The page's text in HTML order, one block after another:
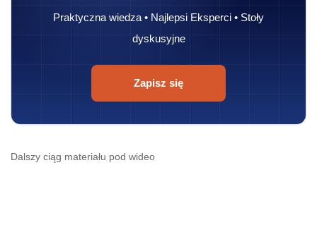
Praktyczna wiedza • Najlepsi Eksperci • Stoły
dyskusyjne
Zapisz się
Dalszy ciąg materiału pod wideo